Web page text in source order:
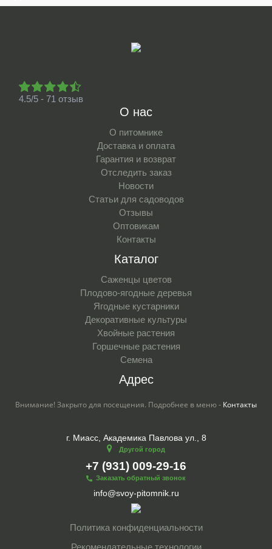
4.5/5 - 71 отзыв
О нас
О питомнике
Доставка и оплата
Гарантия и возврат
Отследить заказ
Новости
Статьи для садоводов
Отзывы
Оптовикам
Контакты
Каталог
Саженцы цветов
Плодово-ягодные деревья
Ягодные кустарники
Декоративные культуры
Хвойные растения
Горшечные растения
Семена
Адрес
Внимание! Закрыто для посещения. Подробнее в меню - Контакты
г. Миасс, Академика Павлова ул., 8
Другой город
+7 (931) 009-29-16
Заказать обратный звонок
info@svoy-pitomnik.ru
Политика конфиденциальности
Рекомендательные технологии